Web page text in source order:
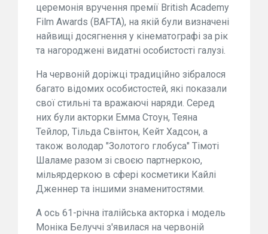
церемонія вручення премії British Academy
Film Awards (BAFTA), на якій були визначені
найвищі досягнення у кінематографі за рік
та нагороджені видатні особистості галузі.
На червоній доріжці традиційно зібралося
багато відомих особистостей, які показали
свої стильні та вражаючі наряди. Серед
них були акторки Емма Стоун, Теяна
Тейлор, Тільда Свінтон, Кейт Хадсон, а
також володар "Золотого глобуса" Тімоті
Шаламе разом зі своєю партнеркою,
мільярдеркою в сфері косметики Кайлі
Дженнер та іншими знаменитостями.
А ось 61-річна італійська акторка і модель
Моніка Белуччі з'явилася на червоній